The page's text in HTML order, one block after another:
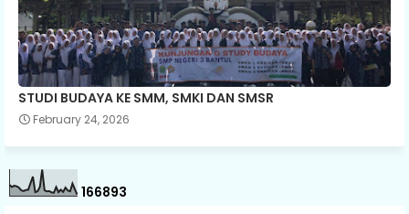
STUDI BUDAYA KE SMM, SMKI DAN SMSR
February 24, 2026
166893